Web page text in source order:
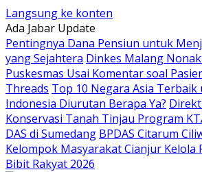
Langsung ke konten
Ada Jabar Update
Pentingnya Dana Pensiun untuk
yang Sejahtera Dinkes Malang
Puskesmas Usai Komentar soal
Threads Top 10 Negara Asia
Indonesia Diurutan Berapa Ya?
Konservasi Tanah Tinjau Program
DAS di Sumedang BPDAS Citarum
Kelompok Masyarakat Cianjur Kelola
Bibit Rakyat 2026